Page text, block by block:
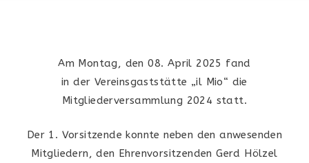
Am Montag, den 08. April 2025 fand
in der Vereinsgaststätte „il Mio“ die
Mitgliederversammlung 2024 statt.
Der 1. Vorsitzende konnte neben den anwesenden
Mitgliedern, den Ehrenvorsitzenden Gerd Hölzel